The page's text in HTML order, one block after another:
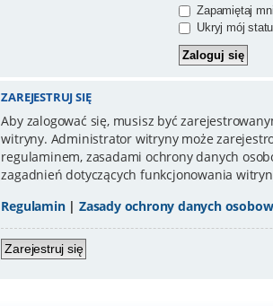
Zapamiętaj
Ukryj mój
ZAREJESTRUJ SIĘ
Aby zalogować się, musisz być
witryny. Administrator witryny może
regulaminem, zasadami ochrony danych
zagadnień dotyczących funkcjonowania
Regulamin|Zasady ochrony danych
Zarejestruj się